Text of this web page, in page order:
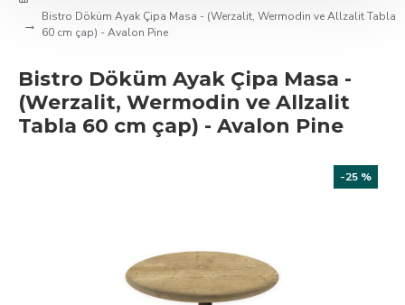
Bistro Döküm Ayak Çipa Masa - (Werzalit, Wermodin ve Allzalit Tabla
60 cm çap) - Avalon Pine
Bistro Döküm Ayak Çipa Masa -
(Werzalit, Wermodin ve Allzalit
Tabla 60 cm çap) - Avalon Pine
-25 %